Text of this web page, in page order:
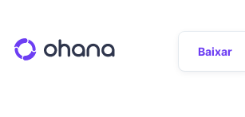
Baixar